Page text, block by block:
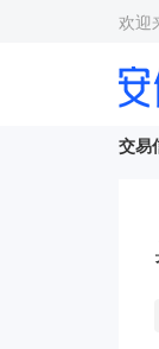
欢迎
交易